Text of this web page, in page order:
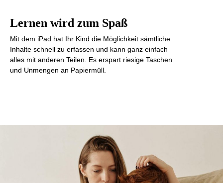
Lernen wird zum Spaß
Mit dem iPad hat Ihr Kind die Möglichkeit sämtliche
Inhalte schnell zu erfassen und kann ganz einfach
alles mit anderen Teilen. Es erspart riesige Taschen
und Unmengen an Papiermüll.